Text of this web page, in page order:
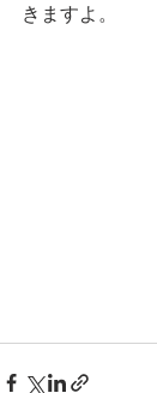
きますよ。